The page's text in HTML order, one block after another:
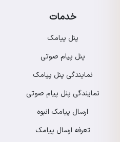
خدمات
پنل پیامک
پنل پیام صوتی
نمایندگی پنل پیامک
نمایندگی پنل پیام صوتی
ارسال پیامک انبوه
تعرفه ارسال پیامک